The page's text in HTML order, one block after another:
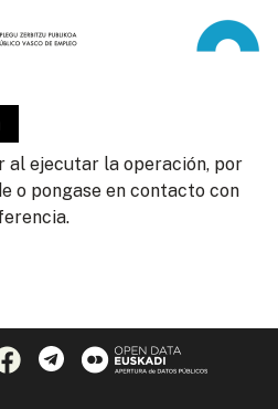
al ejecutar la operación, por
o pongase en contacto con